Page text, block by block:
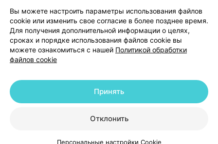
Способы оплаты
Вакансии
Партнеры
Написать руководителю 103.by
Написать в поддержку
Персональные настройки Cookie
© 2026 ООО «Артокс Лаб», УНП 191700409 | 220012, Республика Беларусь,
+375 291212755
Вы можете настроить параметры использования файлов
cookie или изменить свое согласие в более позднее время.
Для получения дополнительной информации о целях,
сроках и порядке использования файлов cookie вы
можете ознакомиться с нашей Политикой обработки
файлов cookie
Отклонить
Принять
Персональные настройки Cookie